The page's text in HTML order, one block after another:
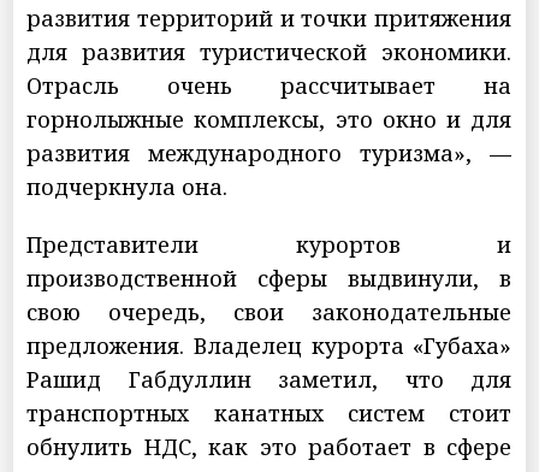
развития территорий и точки притяжения
для развития туристической экономики.
Отрасль очень рассчитывает на
горнолыжные комплексы, это окно и для
развития международного туризма», —
подчеркнула она.
Представители курортов и
производственной сферы выдвинули, в
свою очередь, свои законодательные
предложения. Владелец курорта «Губаха»
Рашид Габдуллин заметил, что для
транспортных канатных систем стоит
обнулить НДС, как это работает в сфере